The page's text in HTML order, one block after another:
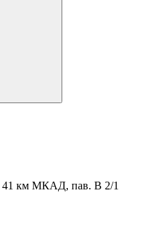
41 км МКАД, пав. В 2/1